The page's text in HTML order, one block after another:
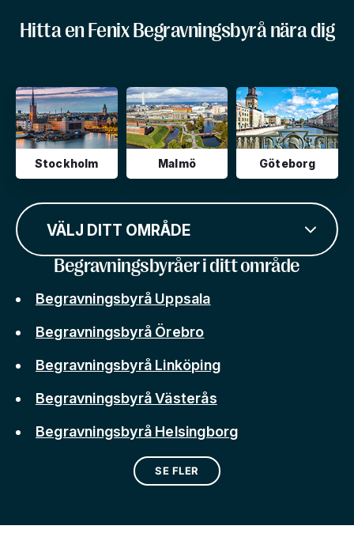
Hitta en Fenix Begravningsbyrå nära dig
Stockholm Malmö Göteborg
VÄLJ DITT OMRÅDE
Begravningsbyråer i ditt område
Begravningsbyrå Uppsala
Begravningsbyrå Örebro
Begravningsbyrå Linköping
Begravningsbyrå Västerås
Begravningsbyrå Helsingborg
SE FLER